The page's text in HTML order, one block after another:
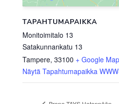
TAPAHTUMAPAIKKA
Monitoimitalo 13
Satakunnankatu 13
Tampere, 33100 + Google Map
Näytä Tapahtumapaikka